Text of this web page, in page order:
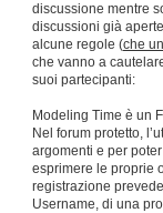
discussione mentre
discussioni già
alcune regole (che
che vanno a
suoi partecipanti:
Modeling Time è un
Nel forum protetto,
argomenti e per
esprimere le proprie
registrazione
Username, di una